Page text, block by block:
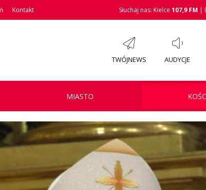
Kontakt Słuchaj nas: Kielce 107,9 FM |
TWÓJNEWS AUDYCJE
MIASTO